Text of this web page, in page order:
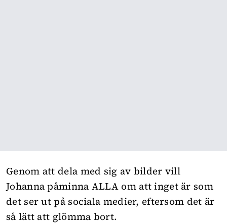
Genom att dela med sig av bilder vill
Johanna påminna ALLA om att inget är som
det ser ut på sociala medier, eftersom det är
så lätt att glömma bort.